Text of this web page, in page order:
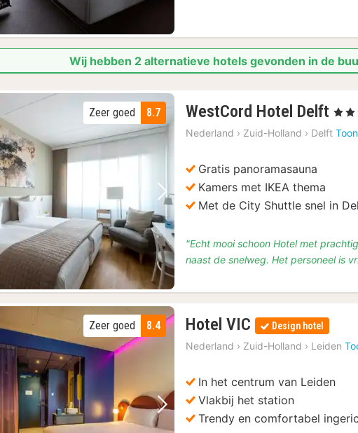
Wij hebben 2 alternatieve hotels gevonden in de
Vorige foto Volgende foto
8.7
Zeer goed WestCord Hotel Delft 1
, 4
Nederland › Zuid-Holland › Delft
Gratis panoramasauna
Kamers met IKEA thema
Met de City Shuttle snel in
"Echt mooi schoon Hotel met
naast de snelweg. Het personeel is
Vorige foto Volgende foto
8.4
Zeer goed Hotel VIC 1
nacht
vanaf
107
Design hotel
Nederland › Zuid-Holland › Leiden
In het centrum van Leiden
Vlakbij het station
Trendy en comfortabel